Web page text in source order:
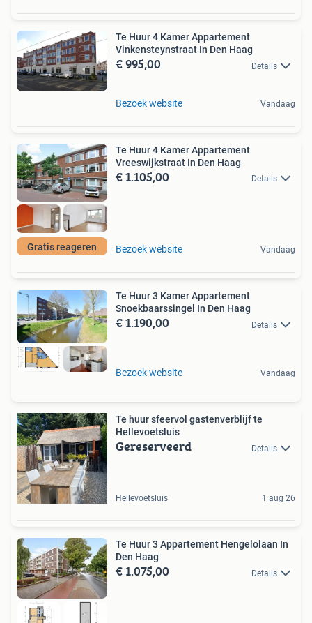
Te Huur 4 Kamer Appartement
Vinkensteynstraat In Den Haag
€ 995,00 Details
Bezoek website Vandaag
Gratis reageren
Te Huur 4 Kamer Appartement
Vreeswijkstraat In Den Haag
€ 1.105,00 Details
Bezoek website Vandaag
Te Huur 3 Kamer Appartement
Snoekbaarssingel In Den Haag
€ 1.190,00 Details
Bezoek website Vandaag
Te huur sfeervol gastenverblijf te
Hellevoetsluis
Gereserveerd Details
Hellevoetsluis 1 aug 26
Te Huur 3 Appartement Hengelolaan In
Den Haag
€ 1.075,00 Details